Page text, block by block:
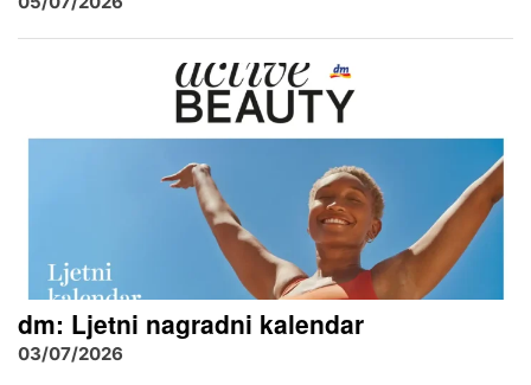
dm: Ljetni nagradni kalendar
03/07/2026